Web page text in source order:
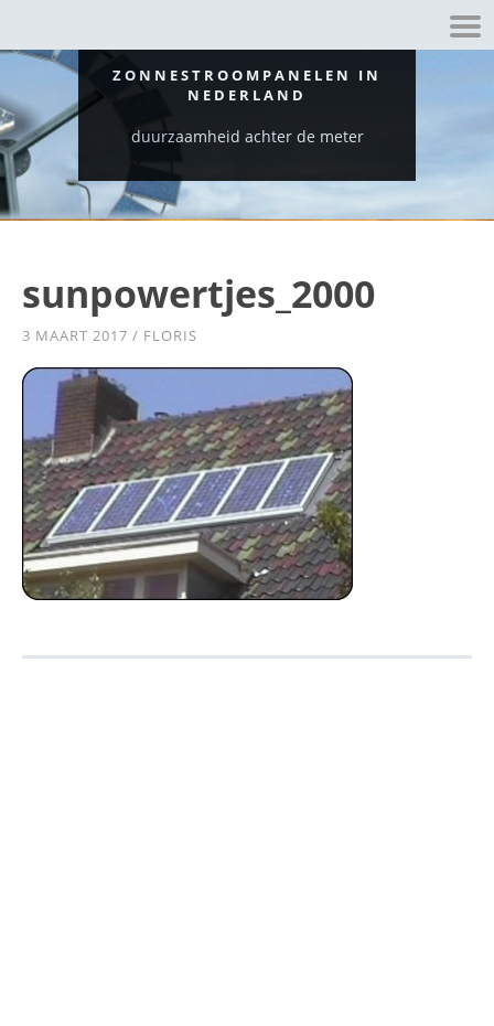
ZONNESTROOMPANELEN IN
NEDERLAND
duurzaamheid achter de meter
sunpowertjes_2000
3 MAART 2017 / FLORIS